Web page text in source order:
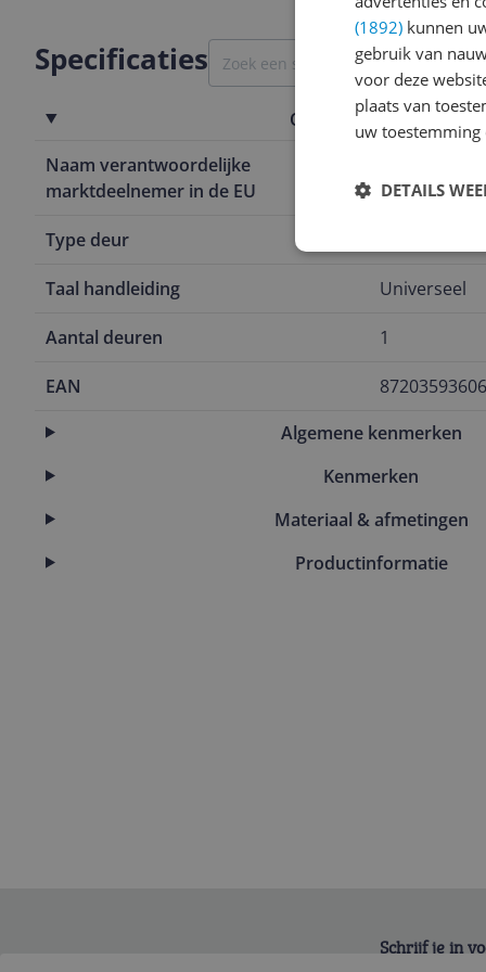
Specificaties
Overige kenmerken
Naam verantwoordelijke
marktdeelnemer in de EU
Type deur
Taal handleiding Universeel
Aantal deuren 1
EAN
Algemene kenmerken
Kenmerken
Materiaal & afmetingen
Productinformatie
Schrijf je in
(1892) kunnen
gebruik van
voor deze
plaats van
uw
DETAILS